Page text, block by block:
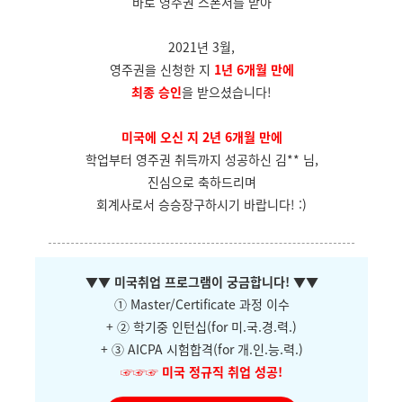
2021년 3월,
영주권을 신청한 지 1년 6개월 만에
최종 승인을 받으셨습니다!
미국에 오신 지 2년 6개월 만에
학업부터 영주권 취득까지 성공하신 김** 님,
진심으로 축하드리며
회계사로서 승승장구하시기 바랍니다! :)
▼▼ 미국취업 프로그램이 궁금합니다! ▼▼
① Master/Certificate 과정 이수
+ ② 학기중 인턴십(for 미.국.경.력.)
+ ③ AICPA 시험합격(for 개.인.능.력.)
☞☞☞ 미국 정규직 취업 성공!